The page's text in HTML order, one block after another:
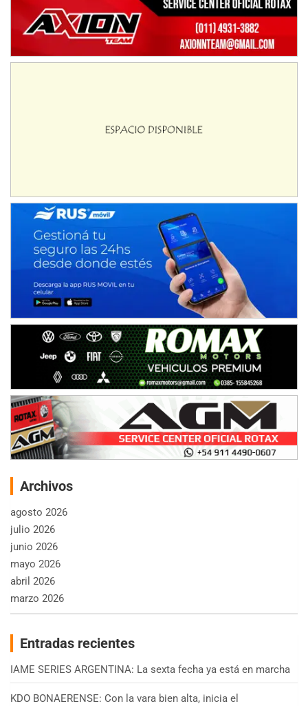
Archivos
agosto 2026
julio 2026
junio 2026
mayo 2026
abril 2026
marzo 2026
Entradas recientes
IAME SERIES ARGENTINA: La sexta fecha ya está en marcha
KDO BONAERENSE: Con la vara bien alta, inicia el